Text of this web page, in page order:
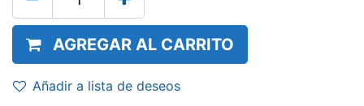
AGREGAR AL CARRITO
Añadir a lista de deseos